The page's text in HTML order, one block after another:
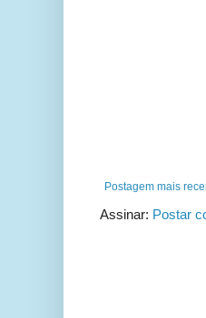
Postagem mais
Assinar: Postar